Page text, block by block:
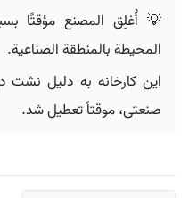
💡 أُغلِق المصنع مؤقتًا
المحيطة بالمنطقة الصناعية.
این کارخانه به دلیل
صنعتی، موقتاً تعطیل شد.